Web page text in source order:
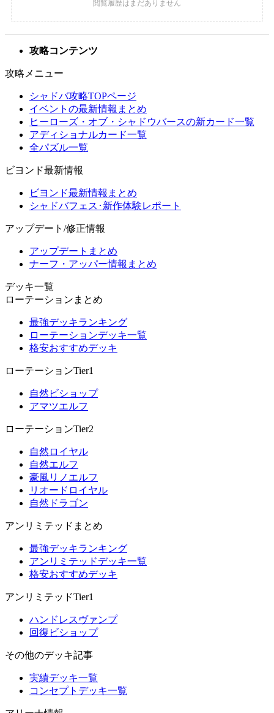
攻略コンテンツ
攻略メニュー
シャドバ攻略TOPページ
イベントの最新情報まとめ
ヒーローズ・オブ・シャドウバースの新カード一覧
アディショナルカード一覧
全パズル一覧
ビヨンド最新情報
ビヨンド最新情報まとめ
シャドバフェス･新作体験レポート
アップデート/修正情報
アップデートまとめ
ナーフ・アッパー情報まとめ
デッキ一覧
ローテーションまとめ
最強デッキランキング
ローテーションデッキ一覧
格安おすすめデッキ
ローテーションTier1
自然ビショップ
アマツエルフ
ローテーションTier2
自然ロイヤル
自然エルフ
豪風リノエルフ
リオードロイヤル
自然ドラゴン
アンリミテッドまとめ
最強デッキランキング
アンリミテッドデッキ一覧
格安おすすめデッキ
アンリミテッドTier1
ハンドレスヴァンプ
回復ビショップ
その他のデッキ記事
実績デッキ一覧
コンセプトデッキ一覧